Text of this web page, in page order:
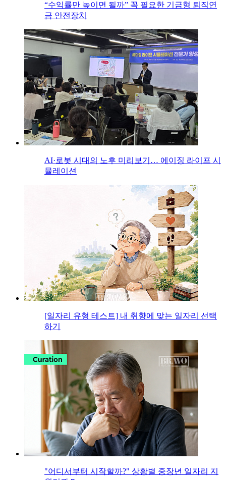
“수익률만 높이면 될까” 꼭 필요한 기금형 퇴직연
금 안전장치
AI·로봇 시대의 노후 미리보기… 에이징 라이프 시
뮬레이션
[일자리 유형 테스트] 내 취향에 맞는 일자리 선택
하기
"어디서부터 시작할까?" 상황별 중장년 일자리 지